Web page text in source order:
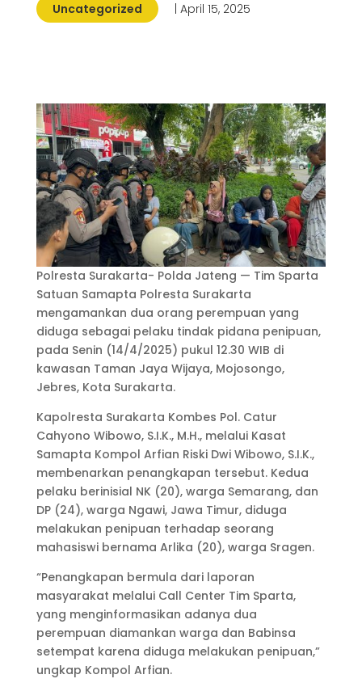
Uncategorized | April 15, 2025
Polresta Surakarta- Polda Jateng — Tim Sparta
Satuan Samapta Polresta Surakarta
mengamankan dua orang perempuan yang
diduga sebagai pelaku tindak pidana penipuan,
pada Senin (14/4/2025) pukul 12.30 WIB di
kawasan Taman Jaya Wijaya, Mojosongo,
Jebres, Kota Surakarta.
Kapolresta Surakarta Kombes Pol. Catur
Cahyono Wibowo, S.I.K., M.H., melalui Kasat
Samapta Kompol Arfian Riski Dwi Wibowo, S.I.K.,
membenarkan penangkapan tersebut. Kedua
pelaku berinisial NK (20), warga Semarang, dan
DP (24), warga Ngawi, Jawa Timur, diduga
melakukan penipuan terhadap seorang
mahasiswi bernama Arlika (20), warga Sragen.
“Penangkapan bermula dari laporan
masyarakat melalui Call Center Tim Sparta,
yang menginformasikan adanya dua
perempuan diamankan warga dan Babinsa
setempat karena diduga melakukan penipuan,”
ungkap Kompol Arfian.